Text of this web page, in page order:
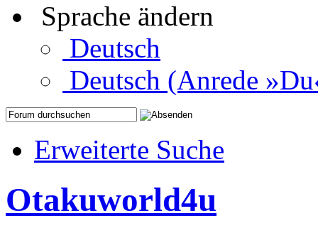
Sprache ändern
Deutsch
Deutsch (Anrede
Erweiterte Suche
Otakuworld4u